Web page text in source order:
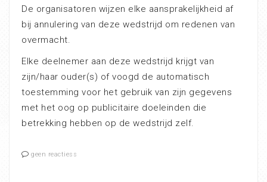
De organisatoren wijzen elke aansprakelijkheid af
bij annulering van deze wedstrijd om redenen van
overmacht.
Elke deelnemer aan deze wedstrijd krijgt van
zijn/haar ouder(s) of voogd de automatisch
toestemming voor het gebruik van zijn gegevens
met het oog op publicitaire doeleinden die
betrekking hebben op de wedstrijd zelf.
geen reactiess